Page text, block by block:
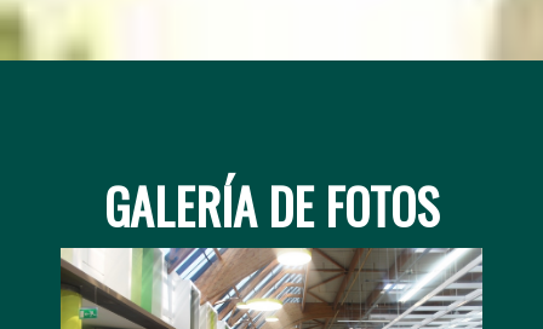
GALERÍA DE FOTOS